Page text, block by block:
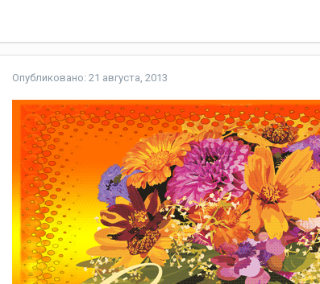
Опубликовано: 21 августа, 2013